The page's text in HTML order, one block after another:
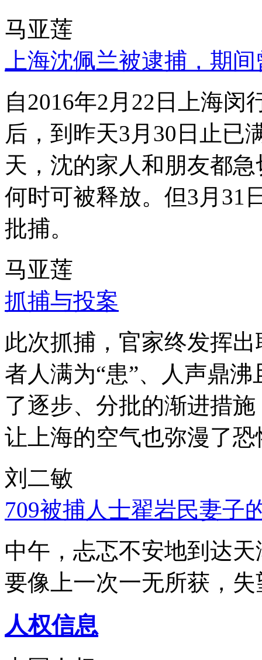
马亚莲
上海沈佩兰被逮捕，期
自2016年2月22日上海
后，到昨天3月30日止已
天，沈的家人和朋友都
何时可被释放。但3月31
批捕。
马亚莲
抓捕与投案
此次抓捕，官家终发挥
者人满为“患”、人声鼎
了逐步、分批的渐进措
让上海的空气也弥漫了
刘二敏
709被捕人士翟岩民妻子
中午，忐忑不安地到达
要像上一次一无所获，
人权信息